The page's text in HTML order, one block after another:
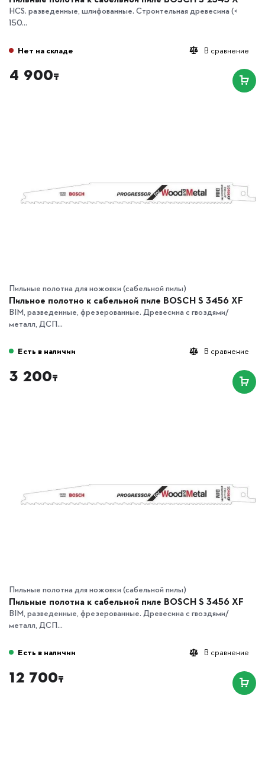
HCS. разведенные, шлифованные. Строительная древесина (<
150...
В сравнение
Нет на складе
4 900₸
Пильные полотна для ножовки (сабельной пилы)
Пильное полотно к сабельной пиле BOSCH S 3456 XF
BIM, разведенные, фрезерованные. Древесина с гвоздями/
металл, ДСП...
В сравнение
Есть в наличии
3 200₸
Пильные полотна для ножовки (сабельной пилы)
Пильные полотна к сабельной пиле BOSCH S 3456 XF
BIM, разведенные, фрезерованные. Древесина с гвоздями/
металл, ДСП...
В сравнение
Есть в наличии
12 700₸